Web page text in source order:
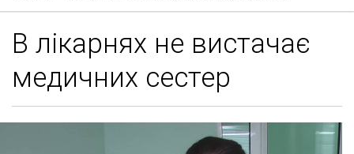
В лікарнях не вистачає
медичних сестер